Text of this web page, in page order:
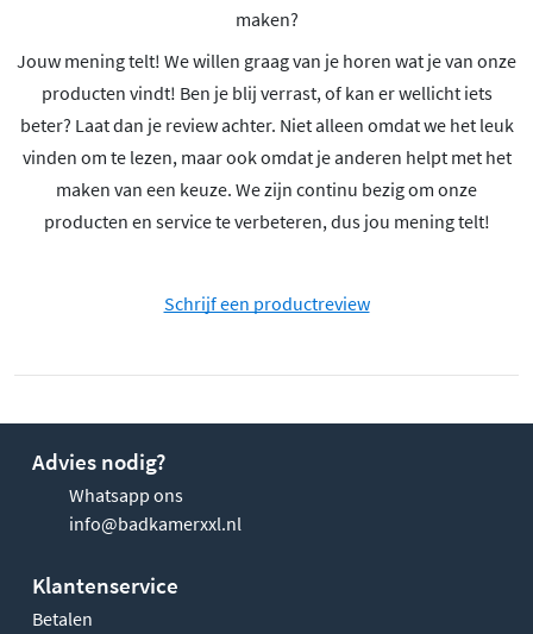
maken?
Jouw mening telt! We willen graag van je horen wat je van onze
producten vindt! Ben je blij verrast, of kan er wellicht iets
beter? Laat dan je review achter. Niet alleen omdat we het leuk
vinden om te lezen, maar ook omdat je anderen helpt met het
maken van een keuze. We zijn continu bezig om onze
producten en service te verbeteren, dus jou mening telt!
Schrijf een productreview
Advies nodig?
Whatsapp ons
info@badkamerxxl.nl
Klantenservice
Betalen